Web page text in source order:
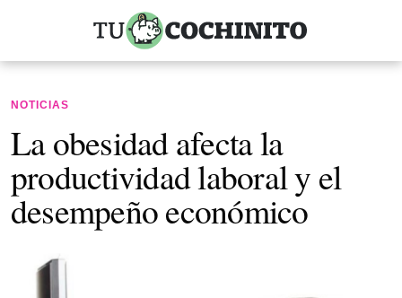
NOTICIAS
La obesidad afecta la
productividad laboral y el
desempeño económico